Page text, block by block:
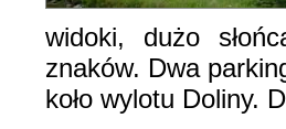
widoki, dużo
znaków. Dwa
koło wylotu Doliny.